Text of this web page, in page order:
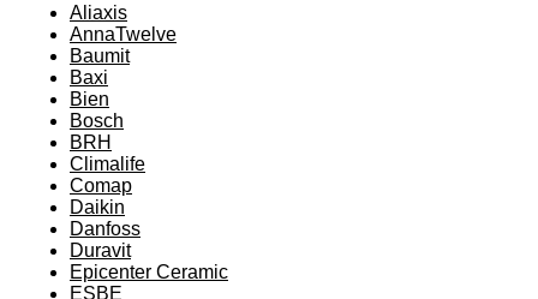
Aliaxis
AnnaTwelve
Baumit
Baxi
Bien
Bosch
BRH
Climalife
Comap
Daikin
Danfoss
Duravit
Epicenter Ceramic
ESBE